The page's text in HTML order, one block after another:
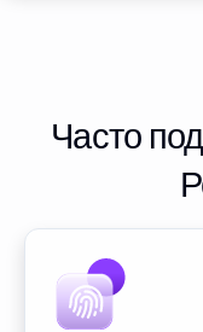
Часто